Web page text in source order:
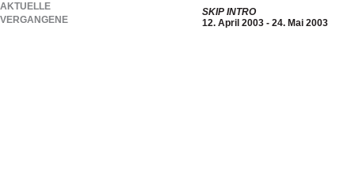
AKTUELLE
VERGANGENE
SKIP INTRO
12. April 2003 - 24. Mai 2003